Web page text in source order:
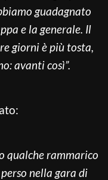
guadagnato
e la generale. Il
giorni è più tosta,
avanti così”.
qualche rammarico
nella gara di